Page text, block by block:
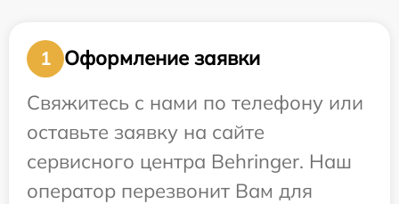
1
Оформление заявки
Свяжитесь с нами по телефону или
оставьте заявку на сайте
сервисного центра Behringer. Наш
оператор перезвонит Вам для